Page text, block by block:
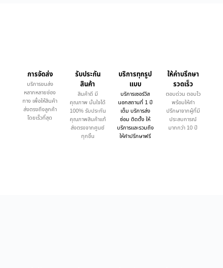
การจัดส่ง
บริการขนส่ง
หลากหลายช่อง
ทาง เพื่อให้สินค้า
ส่งตรงถึงลูกค้า
โดยเร็วที่สุด
รับประกัน
สินค้า
สินค้าดี มี
คุณภาพ มั่นใจได้
100% รับประกัน
คุณภาพสินค้าแท้
ส่งตรงจากศูนย์
ทุกชิ้น
บริการทุกรูป
แบบ
บริการเซอร์วิส
นอกสถานที่ 1 ปี
เต็ม บริการส่ง
ซ่อม ติดตั้ง ให้
บริการและรวมถึง
ให้คำปรึกษาฟรี
ให้คำบรึกษา
รวดเร็ว
ตอบด่วน ตอบไว
พร้อมให้คำ
ปรึกษาจากผู้ที่มี
ประสบการณ์
มากกว่า 10 ปี